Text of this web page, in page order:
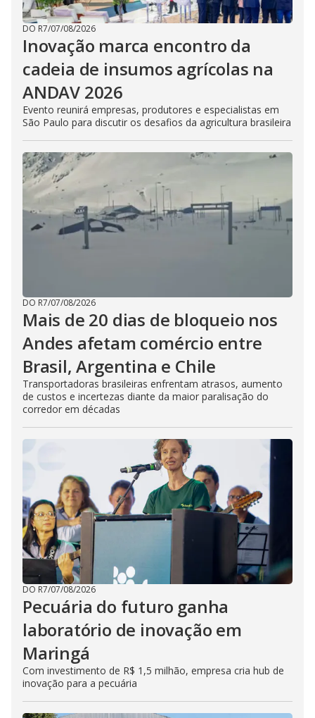
DO R7/07/08/2026
Inovação marca encontro da
cadeia de insumos agrícolas na
ANDAV 2026
Evento reunirá empresas, produtores e especialistas em
São Paulo para discutir os desafios da agricultura brasileira
DO R7/07/08/2026
Mais de 20 dias de bloqueio nos
Andes afetam comércio entre
Brasil, Argentina e Chile
Transportadoras brasileiras enfrentam atrasos, aumento
de custos e incertezas diante da maior paralisação do
corredor em décadas
DO R7/07/08/2026
Pecuária do futuro ganha
laboratório de inovação em
Maringá
Com investimento de R$ 1,5 milhão, empresa cria hub de
inovação para a pecuária